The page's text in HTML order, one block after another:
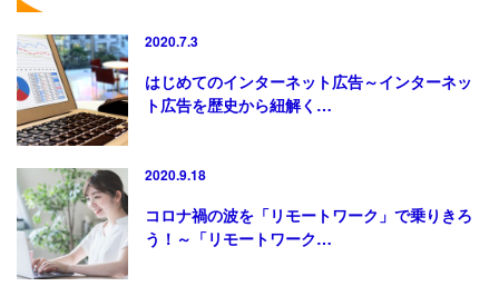
2020.7.3
はじめてのインターネット広告～インターネッ
ト広告を歴史から紐解く…
2020.9.18
コロナ禍の波を「リモートワーク」で乗りきろ
う！～「リモートワーク…